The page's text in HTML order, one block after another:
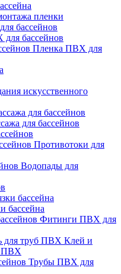
пленки
бассейнов
бассейнов
Пленка ПВХ для
искусственного
для бассейнов
для бассейнов
Противотоки для
Водопады для
бассейна
Фитинги ПВХ для
Клей и
ПВХ
Трубы ПВХ для